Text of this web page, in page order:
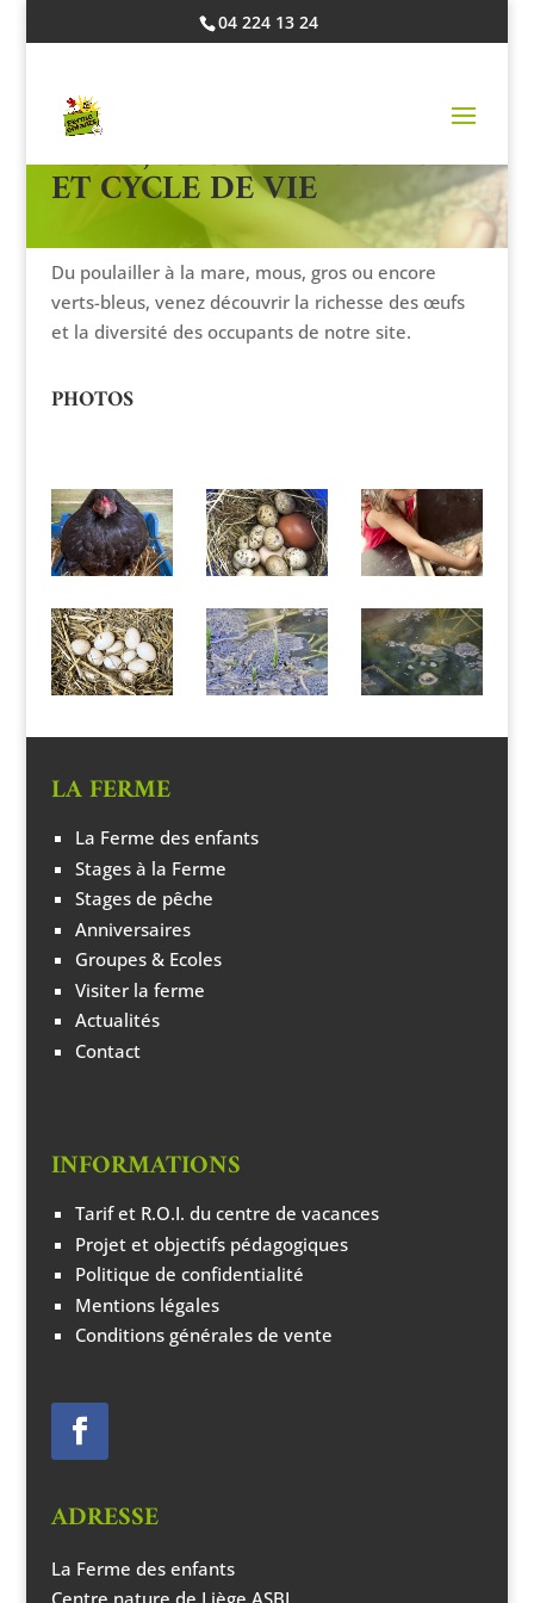
04 224 13 24
ŒUFS, RECONNAISSANCE
ET CYCLE DE VIE
Du poulailler à la mare, mous, gros ou encore
verts-bleus, venez découvrir la richesse des œufs
et la diversité des occupants de notre site.
PHOTOS
LA FERME
La Ferme des enfants
Stages à la Ferme
Stages de pêche
Anniversaires
Groupes & Ecoles
Visiter la ferme
Actualités
Contact
INFORMATIONS
Tarif et R.O.I. du centre de vacances
Projet et objectifs pédagogiques
Politique de confidentialité
Mentions légales
Conditions générales de vente
ADRESSE
La Ferme des enfants
Centre nature de Liège ASBL